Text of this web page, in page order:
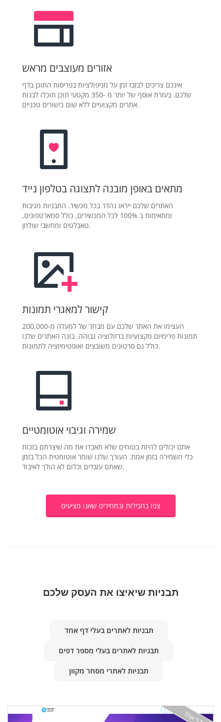
אזורים מעוצבים מראש
אינכם צריכים לבזבז זמן על מניפולציות בפריסות התוכן בדף
שלכם. בעזרת אוסף של יותר מ -350 מקטעי תוכן תוכלו לבנות
אתרים מקצועיים ללא שום כישורים טכניים.
מתאים באופן מובנה לתצוגה בטלפון נייד
האתרים שלכם ייראו נהדר בכל מכשיר. התבניות מגיבות
ומתאימות ב 100% לכל המכשירים, כולל סמארטפונים,
טאבלטים ומחשבי שולחן.
קישור למאגרי תמונות
העצימו את האתר שלכם עם מבחר של למעלה מ-200,000
תמונות פרימיום מקצועיות ברזולוציה גבוהה. בונה האתרים שלנו
כולל גם סרטונים משובצים ואופטימיזציה לתמונות.
שמירה וגיבוי אוטומטיים
אתם יכולים להיות בטוחים שלא תאבדו את מה שיצרתם בזכות
כלי השמירה בזמן אמת. העורך שלנו שומר אוטומטית הכל בזמן
שאתם עובדים וכלום לא הולך לאיבוד.
צפו בחבילות ובמחירים שאנו מציעים
תבניות שיאיצו את העסק שלכם
תבניות לאתרים בעלי דף אחד
תבניות לאתרים בעלי מספר דפים
תבניות לאתרי מסחר מקוון
דף אחד